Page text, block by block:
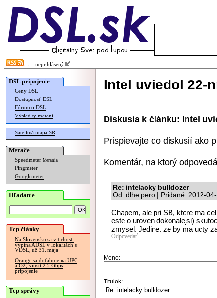
neprihlásený
DSL pripojenie
Ceny DSL
Dostupnosť DSL
Fórum o DSL
Výsledky meraní
Satelitná mapa SR
Merače
Speedmeter Merania
Pingmeter
Googlemeter
Hľadanie
Top články
Na Slovensku sa v tichosti
vypína ADSL v lokalitách s
VDSL, už 31. mája
Orange sa doťahuje na UPC
a O2, spustí 2.5 Gbps
pripojenie
Top správy
Intel uviedol 22-
Diskusia k článku: Intel
Prispievajte do diskusií ako
Komentár, na ktorý
Re: intelacky bulldozer
Od: dlhe pero | Pridané: 2012-
Chapem, ale pri SB, ktore ma
este o uroven dokonalejsi)
zmysel. Jedine, ze by ma ucty
Odpovedať
Meno:
Titulok: